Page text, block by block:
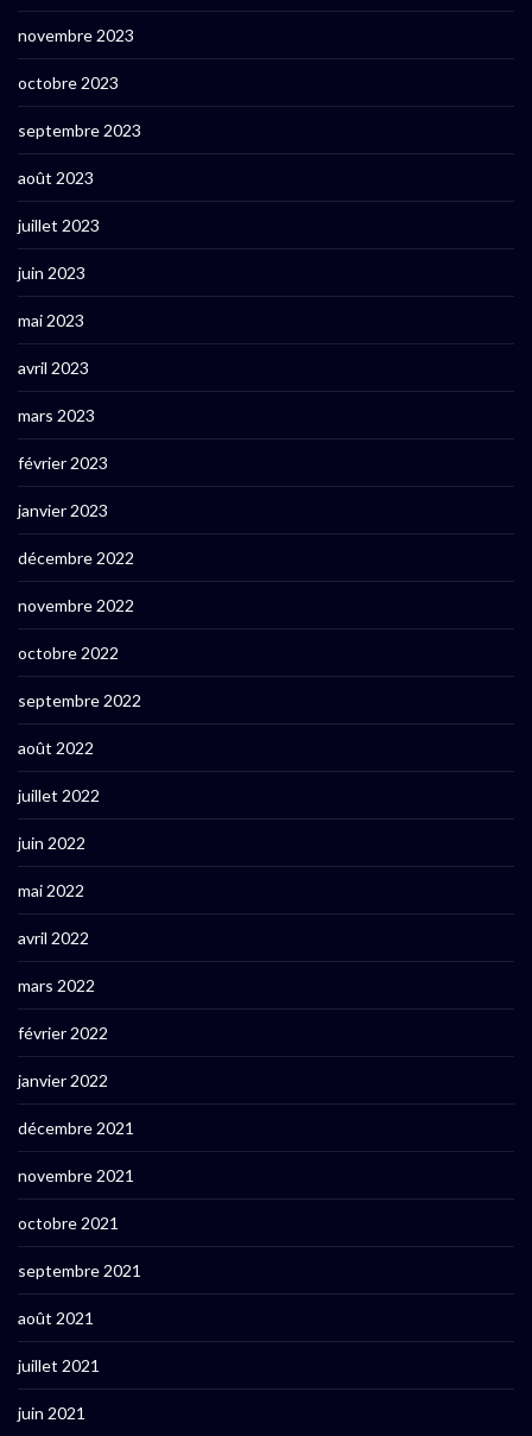
novembre 2023
octobre 2023
septembre 2023
août 2023
juillet 2023
juin 2023
mai 2023
avril 2023
mars 2023
février 2023
janvier 2023
décembre 2022
novembre 2022
octobre 2022
septembre 2022
août 2022
juillet 2022
juin 2022
mai 2022
avril 2022
mars 2022
février 2022
janvier 2022
décembre 2021
novembre 2021
octobre 2021
septembre 2021
août 2021
juillet 2021
juin 2021